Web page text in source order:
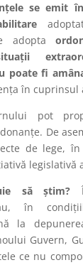
se emit
adopta
poate fi
în cuprinsul
pot
De
de lege,
legislativă
să știm?
în
la
Guvern,
ce nu